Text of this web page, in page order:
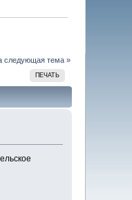
следующая тема »
ПЕЧАТЬ